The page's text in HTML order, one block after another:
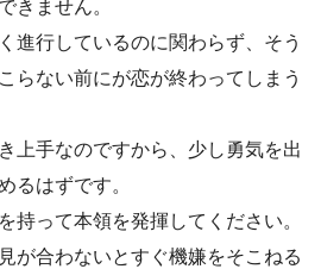
きません。
進行しているのに関わらず、そう
らない前にが恋が終わってしまう
上手なのですから、少し勇気を出
るはずです。
持って本領を発揮してください。
が合わないとすぐ機嫌をそこねる